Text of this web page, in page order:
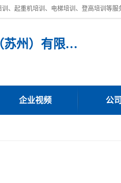
宏远特种作业人员培训（苏州）有限公司
企业视频 公